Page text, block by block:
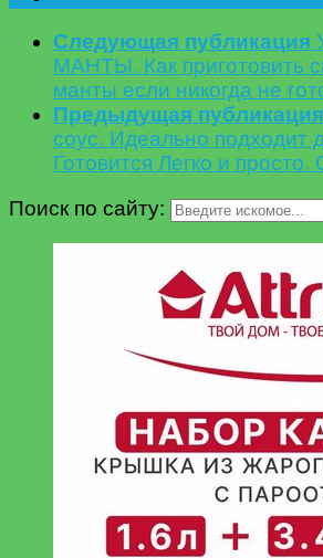
Следующая публикация
МАНТЫ. Как приготовить
манты если никогда не
Предыдущая публикация
соус. Идеально подходит
Готовится Легко и
Поиск по сайту: